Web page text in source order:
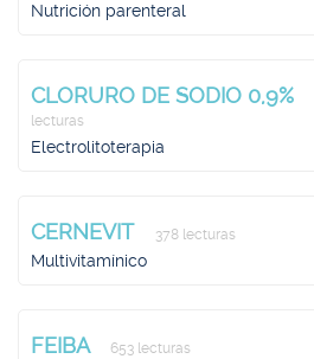
Nutrición parenteral
CLORURO DE SODIO 0,9%
lecturas
Electrolitoterapia
CERNEVIT 378 lecturas
Multivitamínico
FEIBA 653 lecturas